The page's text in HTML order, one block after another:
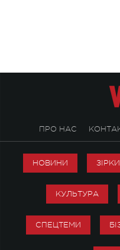
ПРО НАС
НОВИНИ ЗІРКИ
КУЛЬТУРА
СПЕЦТЕМИ